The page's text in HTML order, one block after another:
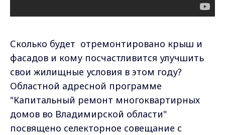
Сколько будет отремонтировано крыш и
фасадов и кому посчастливится улучшить
свои жилищные условия в этом году?
Областной адресной программе
"Капитальный ремонт многоквартирных
домов во Владимирской области"
посвящено селекторное совещание с